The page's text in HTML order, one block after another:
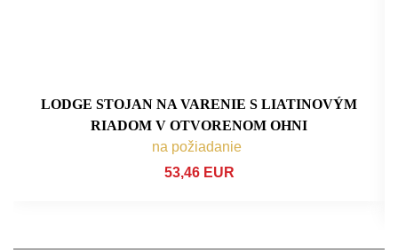
LODGE STOJAN NA VARENIE S LIATINOVÝM
RIADOM V OTVORENOM OHNI
na požiadanie
53,46 EUR